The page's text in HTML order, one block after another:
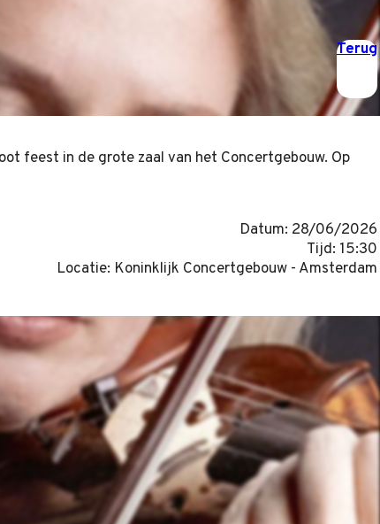
Terug
feest in de grote zaal van het Concertgebouw. Op
Datum: 28/06/2026
Tijd: 15:30
Locatie: Koninklijk Concertgebouw - Amsterdam